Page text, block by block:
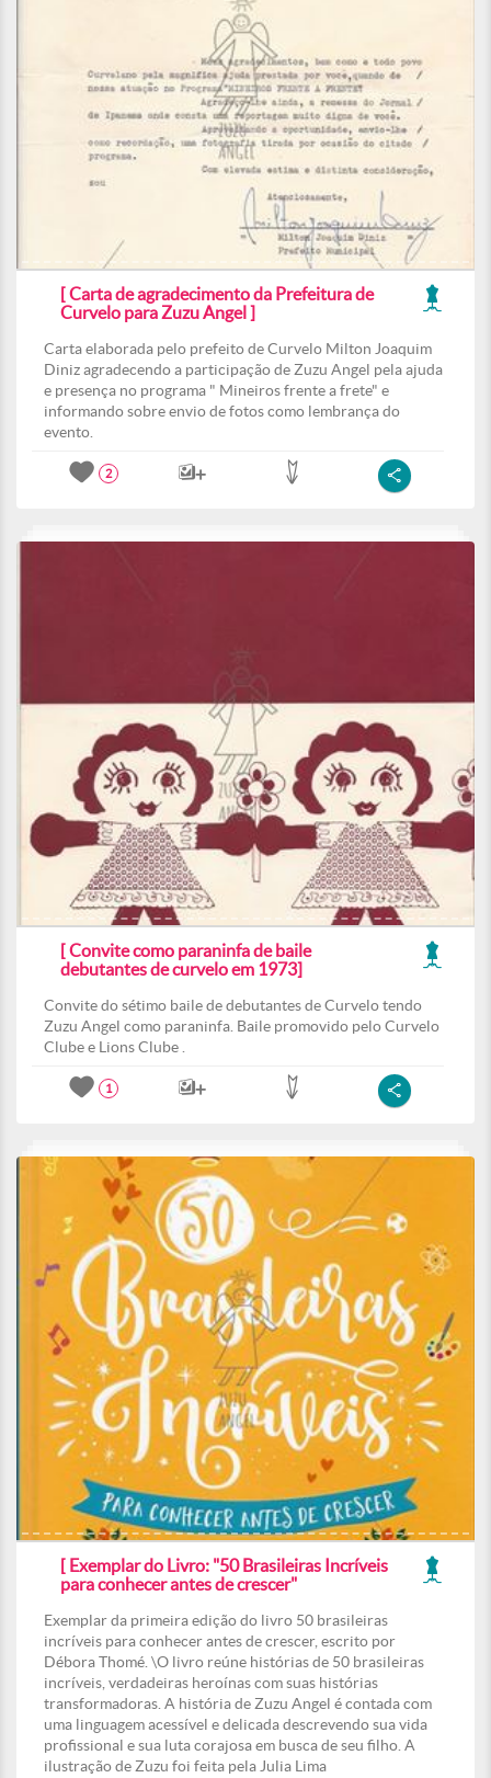
[ Carta de agradecimento da Prefeitura de
Curvelo para Zuzu Angel ]
Carta elaborada pelo prefeito de Curvelo Milton Joaquim
Diniz agradecendo a participação de Zuzu Angel pela ajuda
e presença no programa " Mineiros frente a frete" e
informando sobre envio de fotos como lembrança do
evento.
2
[ Convite como paraninfa de baile
debutantes de curvelo em 1973]
Convite do sétimo baile de debutantes de Curvelo tendo
Zuzu Angel como paraninfa. Baile promovido pelo Curvelo
Clube e Lions Clube .
1
[ Exemplar do Livro: "50 Brasileiras Incríveis
para conhecer antes de crescer"
Exemplar da primeira edição do livro 50 brasileiras
incríveis para conhecer antes de crescer, escrito por
Débora Thomé. \O livro reúne histórias de 50 brasileiras
incríveis, verdadeiras heroínas com suas histórias
transformadoras. A história de Zuzu Angel é contada com
uma linguagem acessível e delicada descrevendo sua vida
profissional e sua luta corajosa em busca de seu filho. A
ilustração de Zuzu foi feita pela Julia Lima